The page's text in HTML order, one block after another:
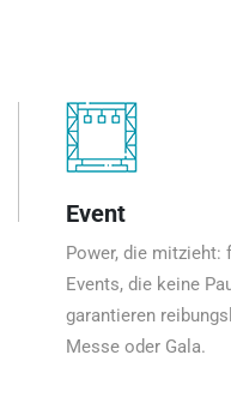
Event
Power, die
Events, die keine
garantieren
Messe oder Gala.